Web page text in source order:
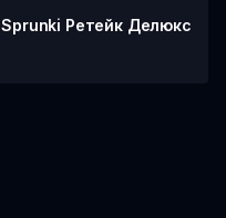
Sprunki Ретейк Делюкс